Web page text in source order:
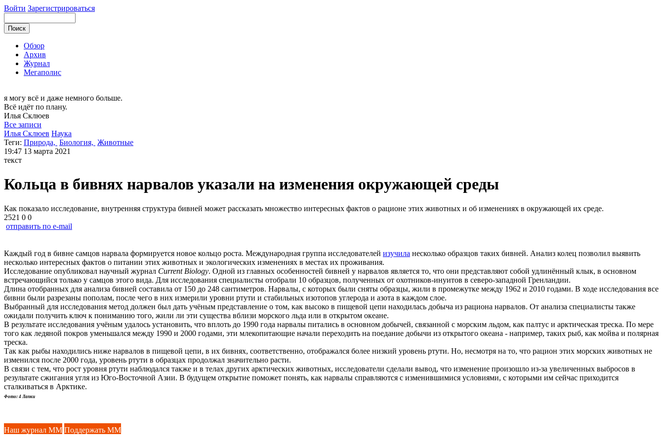
Войти Зарегистрироваться
Обзор
Архив
Журнал
Мегаполис
я могу всё и даже немного больше.
Всё идёт по плану.
Илья Склюев
Все записи
Илья Склюев Наука
Теги: Природа, Биология, Животные
19:47 13 марта 2021
текст
Кольца в бивнях нарвалов указали на изменения окружающей среды
Как показало исследование, внутренняя структура бивней может рассказать множество интересных фактов о рационе этих животных и об изменениях в окружающей их среде.
2521 0 0
отправить по e-mail
Каждый год в бивне самцов нарвала формируется новое кольцо роста. Международная группа исследователей изучила несколько образцов таких бивней. Анализ колец позволил выявить
несколько интересных фактов о питании этих животных и экологических изменениях в местах их проживания.
Исследование опубликовал научный журнал Current Biology. Одной из главных особенностей бивней у нарвалов является то, что они представляют собой удлинённый клык, в основном
встречающийся только у самцов этого вида. Для исследования специалисты отобрали 10 образцов, полученных от охотников-инуитов в северо-западной Гренландии.
Длина отобранных для анализа бивней составила от 150 до 248 сантиметров. Нарвалы, с которых были сняты образцы, жили в промежутке между 1962 и 2010 годами. В ходе исследования все
бивни были разрезаны пополам, после чего в них измерили уровни ртути и стабильных изотопов углерода и азота в каждом слое.
Выбранный для исследования метод должен был дать учёным представление о том, как высоко в пищевой цепи находилась добыча из рациона нарвалов. От анализа специалисты также
ожидали получить ключ к пониманию того, жили ли эти существа вблизи морского льда или в открытом океане.
В результате исследования учёным удалось установить, что вплоть до 1990 года нарвалы питались в основном добычей, связанной с морским льдом, как палтус и арктическая треска. По мере
того как ледяной покров уменьшался между 1990 и 2000 годами, эти млекопитающие начали переходить на поедание добычи из открытого океана - например, таких рыб, как мойва и полярная
треска.
Так как рыбы находились ниже нарвалов в пищевой цепи, в их бивнях, соответственно, отображался более низкий уровень ртути. Но, несмотря на то, что рацион этих морских животных не
изменился после 2000 года, уровень ртути в образцах продолжал значительно расти.
В связи с тем, что рост уровня ртути наблюдался также и в телах других арктических животных, исследователи сделали вывод, что изменение произошло из-за увеличенных выбросов в
результате сжигания угля из Юго-Восточной Азии. В будущем открытие поможет понять, как нарвалы справляются с изменившимися условиями, с которыми им сейчас приходится
сталкиваться в Арктике.
Фото: 4 Лапки
Наш журнал ММ Поддержать ММ